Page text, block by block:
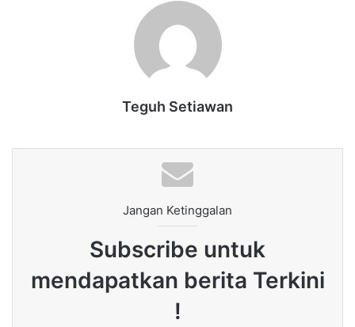
Teguh Setiawan
Jangan Ketinggalan
Subscribe untuk
mendapatkan berita Terkini
!